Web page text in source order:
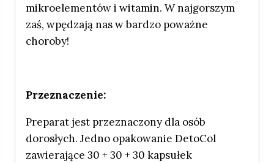
mikroelementów i witamin. W najgorszym
zaś, wpędzają nas w bardzo poważne
choroby!
Przeznaczenie:
Preparat jest przeznaczony dla osób
dorosłych. Jedno opakowanie DetoCol
zawierające 30 + 30 + 30 kapsułek